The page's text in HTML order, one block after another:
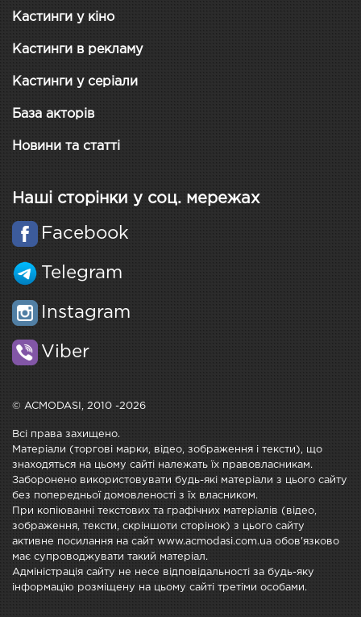
Кастинги у кіно
Кастинги в рекламу
Кастинги у серіали
База акторів
Новини та статті
Наші сторінки у соц. мережах
Facebook
Telegram
Instagram
Viber
© ACMODASI, 2010 -2026
Всі права захищено.
Матеріали (торгові марки, відео, зображення і тексти), що
знаходяться на цьому сайті належать їх правовласникам.
Заборонено використовувати будь-які матеріали з цього сайту
без попередньої домовленості з їх власником.
При копіюванні текстових та графічних матеріалів (відео,
зображення, тексти, скріншоти сторінок) з цього сайту
активне посилання на сайт www.acmodasi.com.ua обов'язково
має супроводжувати такий матеріал.
Адміністрація сайту не несе відповідальності за будь-яку
інформацію розміщену на цьому сайті третіми особами.